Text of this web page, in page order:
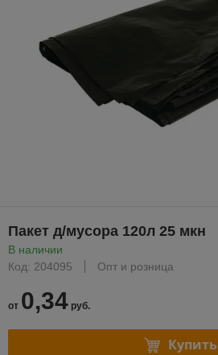
Пакет д/мусора 120л 25 мкн
В наличии
Код: 204095
Опт и розница
от 0,34 руб.
Купить